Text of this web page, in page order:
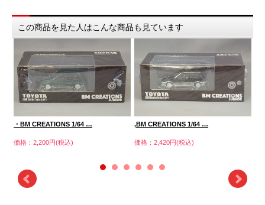
この商品を見た人はこんな商品も見ています
・BM CREATIONS 1/64 …
価格：2,200円(税込)
,BM CREATIONS 1/64 …
価格：2,420円(税込)